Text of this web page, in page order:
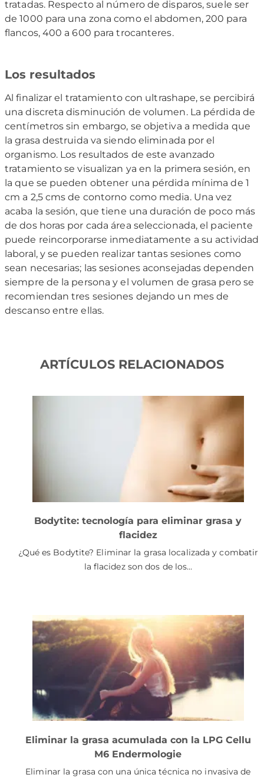
tratadas. Respecto al número de disparos, suele ser
de 1000 para una zona como el abdomen, 200 para
flancos, 400 a 600 para trocanteres.
Los resultados
Al finalizar el tratamiento con ultrashape, se percibirá
una discreta disminución de volumen. La pérdida de
centímetros sin embargo, se objetiva a medida que
la grasa destruida va siendo eliminada por el
organismo. Los resultados de este avanzado
tratamiento se visualizan ya en la primera sesión, en
la que se pueden obtener una pérdida mínima de 1
cm a 2,5 cms de contorno como media. Una vez
acaba la sesión, que tiene una duración de poco más
de dos horas por cada área seleccionada, el paciente
puede reincorporarse inmediatamente a su actividad
laboral, y se pueden realizar tantas sesiones como
sean necesarias; las sesiones aconsejadas dependen
siempre de la persona y el volumen de grasa pero se
recomiendan tres sesiones dejando un mes de
descanso entre ellas.
ARTÍCULOS RELACIONADOS
Bodytite: tecnología para eliminar grasa y
flacidez
¿Qué es Bodytite? Eliminar la grasa localizada y combatir
la flacidez son dos de los…
Eliminar la grasa acumulada con la LPG Cellu
M6 Endermologie
Eliminar la grasa con una única técnica no invasiva de